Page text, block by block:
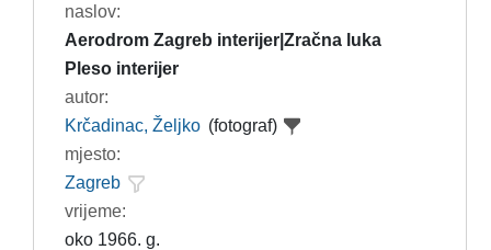
naslov:
Aerodrom Zagreb interijer|Zračna luka
Pleso interijer
autor:
Krčadinac, Željko (fotograf)
mjesto:
Zagreb
vrijeme:
oko 1966. g.